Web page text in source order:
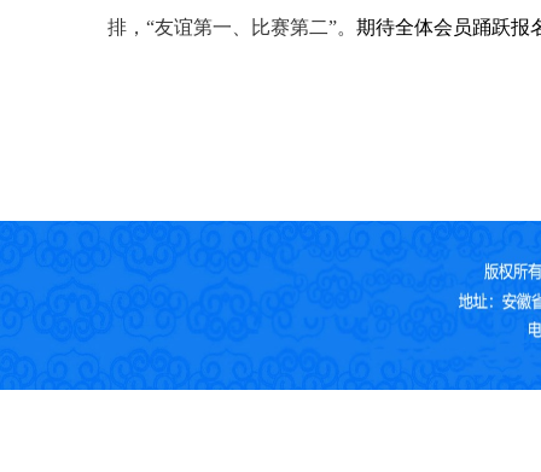
排， “友谊第一、比赛第二”。 期待全体会员踊跃报